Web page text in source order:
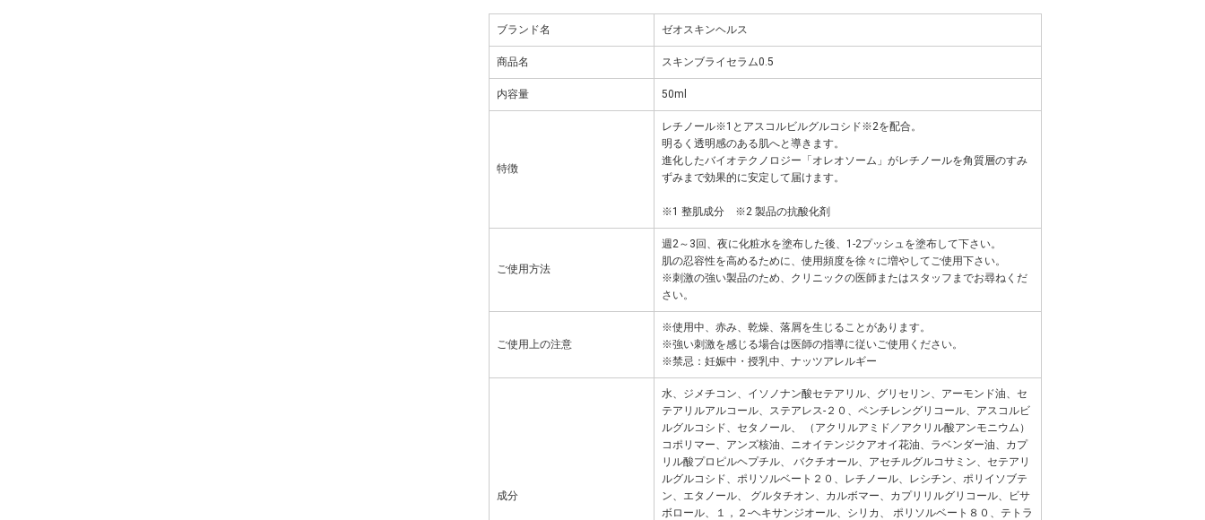
ブランド名 ゼオスキンヘルス
商品名 スキンブライセラム0.5
内容量 50ml
特徴
レチノール※1とアスコルビルグルコシド※2を配合。
明るく透明感のある肌へと導きます。
進化したバイオテクノロジー「オレオソーム」がレチノールを角質層のすみ
ずみまで効果的に安定して届けます。
※1 整肌成分 ※2 製品の抗酸化剤
ご使用方法
週2～3回、夜に化粧水を塗布した後、1-2プッシュを塗布して下さい。
肌の忍容性を高めるために、使用頻度を徐々に増やしてご使用下さい。
※刺激の強い製品のため、クリニックの医師またはスタッフまでお尋ねくだ
さい。
ご使用上の注意
※使用中、赤み、乾燥、落屑を生じることがあります。
※強い刺激を感じる場合は医師の指導に従いご使用ください。
※禁忌：妊娠中・授乳中、ナッツアレルギー
成分
水、ジメチコン、イソノナン酸セテアリル、グリセリン、アーモンド油、セ
テアリルアルコール、ステアレス-２０、ペンチレングリコール、アスコルビ
ルグルコシド、セタノール、 （アクリルアミド／アクリル酸アンモニウム）
コポリマー、アンズ核油、ニオイテンジクアオイ花油、ラベンダー油、カプ
リル酸プロピルヘプチル、 バクチオール、アセチルグルコサミン、セテアリ
ルグルコシド、ポリソルベート２０、レチノール、レシチン、ポリイソブテ
ン、エタノール、 グルタチオン、カルボマー、カプリリルグリコール、ビサ
ボロール、１，２-ヘキサンジオール、シリカ、 ポリソルベート８０、テトラ